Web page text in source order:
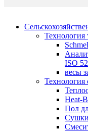
Технология
ISO
весы
Технология
Heat-
Пол